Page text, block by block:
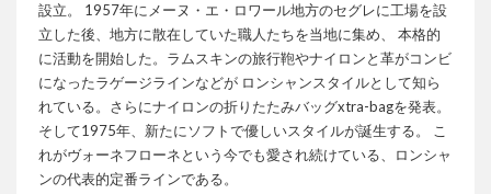
設立。 1957年にメーヌ・エ・ロワール地方のセグレに工場を設
立した後、地方に散在していた職人たちを当地に集め、 本格的
に活動を開始した。ラムスキンの旅行鞄やナイロンと革がコンビ
になったラゲージラインなどが ロンシャンスタイルとして知ら
れている。さらにナイロンの折りたたみバッグxtra-bagを発表。
そして1975年、新たにソフトで優しいスタイルが誕生する。 こ
れがヴォーネフローネという今でも愛され続けている、ロンシャ
ンの代表的定番ラインである。